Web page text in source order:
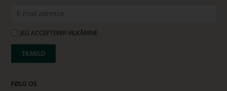
JEG ACCEPTERER VILKÅRENE
FØLG OS